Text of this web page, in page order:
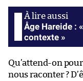
Åge Hareide :
contexte »
Qu’attend-on
nous raconter ?